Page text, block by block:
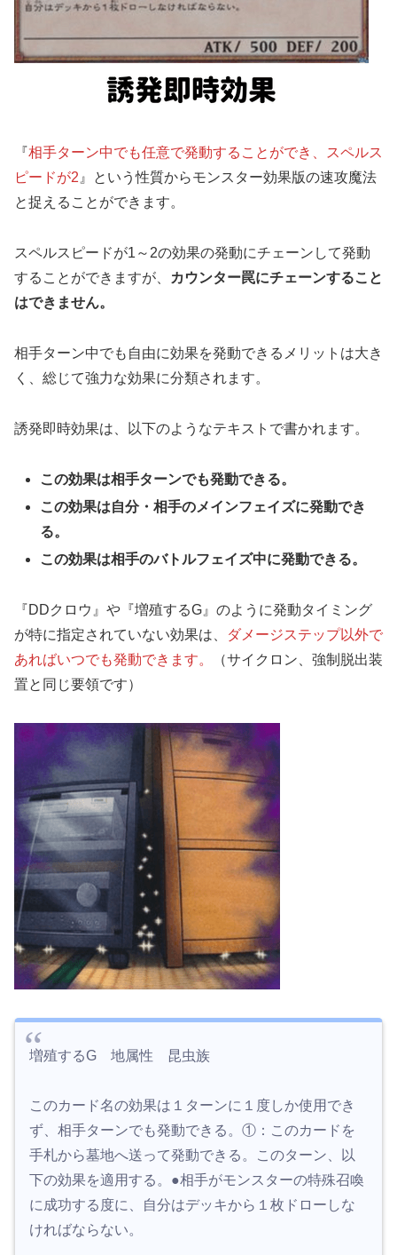
『相手ターン中でも任意で発動することができ、スペルス
ピードが2 』という性質からモンスター効果版の速攻魔法
と捉えることができます。
スペルスピードが1～2の効果の発動にチェーンして発動
することができますが、
カウンター罠にチェーンすること
はできません。
相手ターン中でも自由に効果を発動できるメリットは大き
く、総じて強力な効果に分類されます。
誘発即時効果は、以下のようなテキストで書かれます。
この効果は相手ターンでも発動できる。
この効果は自分・相手のメインフェイズに発動でき
る。
この効果は相手のバトルフェイズ中に発動できる。
『DDクロウ』や『増殖するG』のように発動タイミング
が特に指定されていない効果は、
ダメージステップ以外で
あればいつでも発動できます。
（サイクロン、強制脱出装
置と同じ要領です）
増殖するG 地属性 昆虫族
このカード名の効果は１ターンに１度しか使用でき
ず、相手ターンでも発動できる。①：このカードを
手札から墓地へ送って発動できる。このターン、以
下の効果を適用する。●相手がモンスターの特殊召喚
に成功する度に、自分はデッキから１枚ドローしな
ければならない。